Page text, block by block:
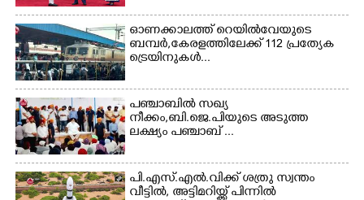
ഓണക്കാലത്ത് റെയിൽവേയുടെ
ബമ്പർ,കേരളത്തിലേക്ക് 112 പ്രത്യേക
ട്രെയിനുകൾ...
പഞ്ചാബില്‍ സഖ്യ
നീക്കം,ബി.ജെ.പിയുടെ അടുത്ത
ലക്ഷ്യം പഞ്ചാബ് ...
പി.എസ്.എൽ.വിക്ക് ശത്രു സ്വന്തം
വീട്ടിൽ, അട്ടിമറിയ്ക്ക് പിന്നിൽ